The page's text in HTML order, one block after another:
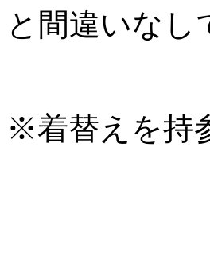
と間違いなし
※着替えを持